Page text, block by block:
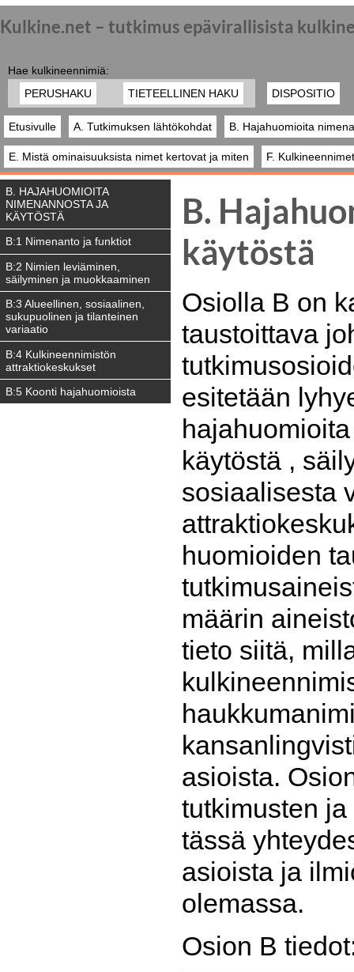
Kulkine.net – tutkimus epävirallisista
Hae kulkineennimiä:
PERUSHAKU
TIETEELLINEN HAKU DISPOSITIO
Etusivulle A. Tutkimuksen lähtökohdat B. Hajahuomioita
E. Mistä ominaisuuksista nimet kertovat ja miten F.
B. HAJAHUOMIOITA
NIMENANNOSTA JA
KÄYTÖSTÄ
B:1 Nimenanto ja funktiot
B:2 Nimien leviäminen,
säilyminen ja muokkaaminen
B:3 Alueellinen, sosiaalinen,
sukupuolinen ja tilanteinen
variaatio
B:4 Kulkineennimistön
attraktiokeskukset
B:5 Koonti hajahuomioista
B.
käytöstä
Osiolla B on
taustoittava
esitetään
käytöstä ,
sosiaalisesta
huomioiden
määrin
tieto siitä,
asioista.
tutkimusten
tässä
asioista ja
olemassa.
Osion B